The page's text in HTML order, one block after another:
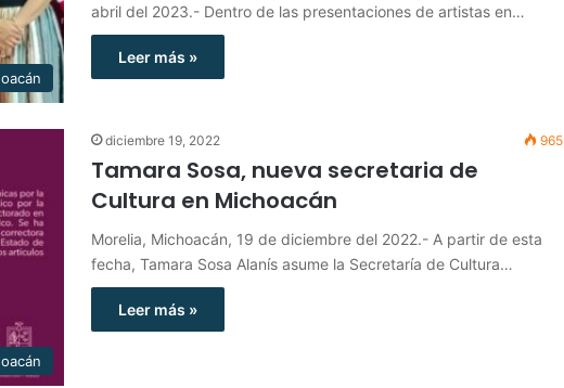
abril del 2023.- Dentro de las presentaciones de artistas en…
Leer más »
diciembre 19, 2022 965
Tamara Sosa, nueva secretaria de
Cultura en Michoacán
Morelia, Michoacán, 19 de diciembre del 2022.- A partir de esta
fecha, Tamara Sosa Alanís asume la Secretaría de Cultura…
Leer más »